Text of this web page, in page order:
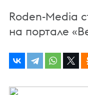
Roden-Media
на портале